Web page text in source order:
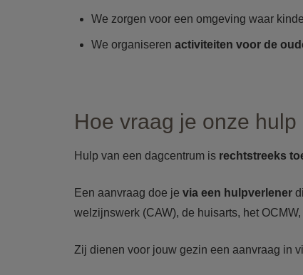
We zorgen voor een omgeving waar
We organiseren activiteiten voor de
Hoe vraag je onze hulp
Hulp van een dagcentrum is rechtstreeks
Een aanvraag doe je via een hulpverlener
welzijnswerk (CAW), de huisarts, het
Zij dienen voor jouw gezin een aanvraag in